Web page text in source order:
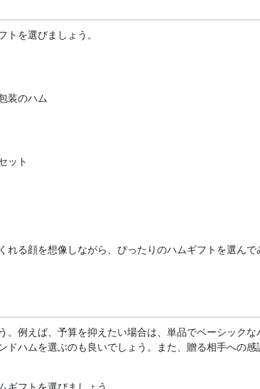
を選びましょう。
装のハム
ット
る顔を想像しながら、ぴったりのハムギフトを選んで
例えば、予算を抑えたい場合は、単品でベーシック
ハムを選ぶのも良いでしょう。また、贈る相手への